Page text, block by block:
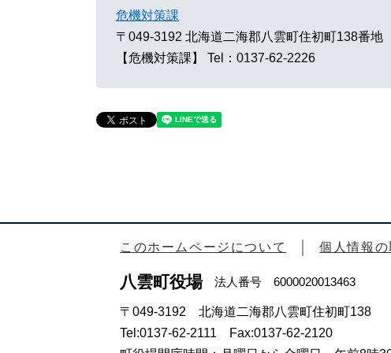
危機対策課
〒049-3192 北海道二海郡八雲町住初町138番地
【危機対策課】
Tel：0137-62-2226
このホームページについて 個人情報
八雲町役場法人番号 6000020013463
〒049-3192 北海道二海郡八雲町住初町138
Tel:0137-62-2111 Fax:0137-62-2120